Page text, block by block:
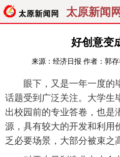
太原新闻网
聚焦
经济 关注
纵横 曝光
旅游 理财
看天下 晋月读
好创意变
来源： 经济日报 作者：郭
眼下，又是一年一度的
话题受到广泛关注。大学生
出校园前的专业答卷，也是
源，具有较大的开发和利用
乏必要场景，大部分被束之